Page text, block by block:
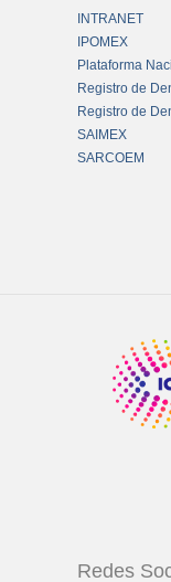
INTRANET
IPOMEX
Plataforma
Registro de
Registro de
SAIMEX
SARCOEM
Redes